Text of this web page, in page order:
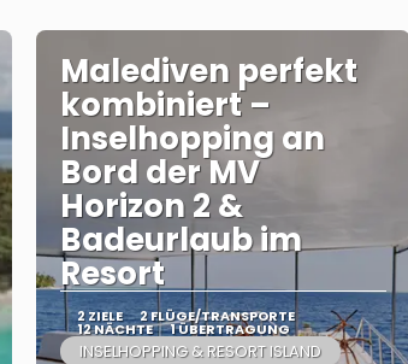
Malediven perfekt
kombiniert –
Inselhopping an
Bord der MV
Horizon 2 &
Badeurlaub im
Resort
2 ZIELE 2 FLÜGE/TRANSPORTE
12 NÄCHTE 1 ÜBERTRAGUNG
INSELHOPPING & RESORT ISLAND